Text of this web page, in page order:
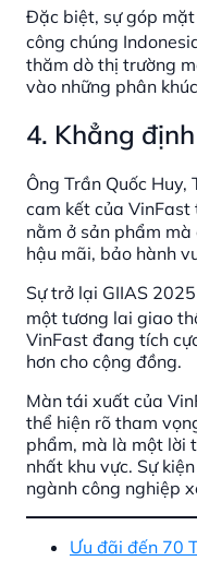
Đặc biệt, sự góp
công chúng
thăm dò thị trường
vào những phân
4. Khẳng
Ông Trần Quốc
cam kết của
nằm ở sản phẩm
hậu mãi, bảo hành
Sự trở lại GIIAS
một tương lai giao
VinFast đang tích
hơn cho cộng đồng.
Màn tái xuất của
thể hiện rõ tham
phẩm, mà là một lời
nhất khu vực. Sự
ngành công nghiệp
Ưu đãi đến 70